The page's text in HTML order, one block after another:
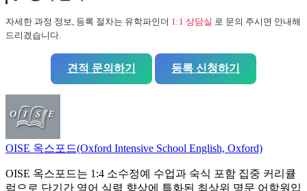
자세한 과정 정보, 등록 절차는 유학파인더 1:1 상담실 로 문의 주시면 안내해
드리겠습니다.
견적 문의하기 등록 신청하기
OISE 옥스포드(Oxford Intensive School English, Oxford)
OISE 옥스포드는 1:4 소수정예 수업과 숙식 포함 집중 커리큘
럼으로 단기간 영어 실력 향상에 특화된 최상위 명문 어학원입